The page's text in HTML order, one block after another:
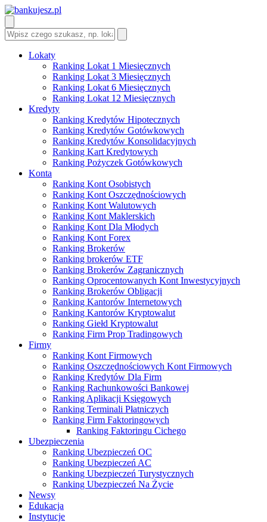
Lokaty
Ranking Lokat 1 Miesięcznych
Ranking Lokat 3 Miesięcznych
Ranking Lokat 6 Miesięcznych
Ranking Lokat 12 Miesięcznych
Kredyty
Ranking Kredytów Hipotecznych
Ranking Kredytów Gotówkowych
Ranking Kredytów Konsolidacyjnych
Ranking Kart Kredytowych
Ranking Pożyczek Gotówkowych
Konta
Ranking Kont Osobistych
Ranking Kont Oszczędnościowych
Ranking Kont Walutowych
Ranking Kont Maklerskich
Ranking Kont Dla Młodych
Ranking Kont Forex
Ranking Brokerów
Ranking brokerów ETF
Ranking Brokerów Zagranicznych
Ranking Oprocentowanych Kont Inwestycyjnych
Ranking Brokerów Obligacji
Ranking Kantorów Internetowych
Ranking Kantorów Kryptowalut
Ranking Giełd Kryptowalut
Ranking Firm Prop Tradingowych
Firmy
Ranking Kont Firmowych
Ranking Oszczędnościowych Kont Firmowych
Ranking Kredytów Dla Firm
Ranking Rachunkowości Bankowej
Ranking Aplikacji Księgowych
Ranking Terminali Płatniczych
Ranking Firm Faktoringowych
Ranking Faktoringu Cichego
Ubezpieczenia
Ranking Ubezpieczeń OC
Ranking Ubezpieczeń AC
Ranking Ubezpieczeń Turystycznych
Ranking Ubezpieczeń Na Życie
Newsy
Edukacja
Instytucje